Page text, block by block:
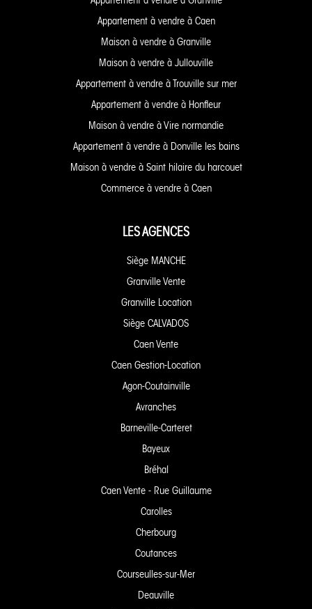
Appartement à vendre à Caen
Maison à vendre à Granville
Maison à vendre à Jullouville
Appartement à vendre à Trouville sur mer
Appartement à vendre à Honfleur
Maison à vendre à Vire normandie
Appartement à vendre à Donville les bains
Maison à vendre à Saint hilaire du harcouet
Commerce à vendre à Caen
LES AGENCES
Siège MANCHE
Granville Vente
Granville Location
Siège CALVADOS
Caen Vente
Caen Gestion-Location
Agon-Coutainville
Avranches
Barneville-Carteret
Bayeux
Bréhal
Caen Vente - Rue Guillaume
Carolles
Cherbourg
Coutances
Courseulles-sur-Mer
Deauville